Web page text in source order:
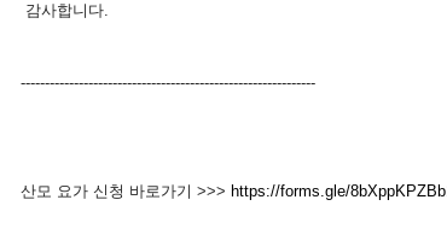
감사합니다.
-------------------------------------------------------------
산모 요가 신청 바로가기 >>> https://forms.gle/